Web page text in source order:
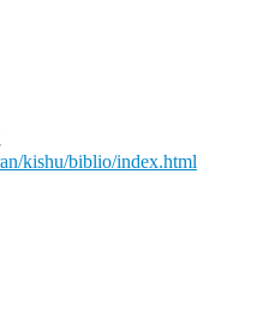
kishu/biblio/index.html